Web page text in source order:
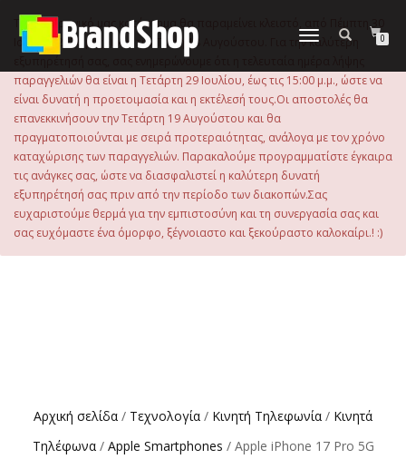
περιεχόμενο
Εναλλαγή
0
Το ηλεκτρονικό μας κατάστημα θα παραμείνει κλειστό, από Πέμπτη 30
Ιουλίου 2026 μέχρι και την Τρίτη 18 Αυγούστου. Για την καλύτερη
εξυπηρέτησή σας, σας ενημερώνουμε ότι η τελευταία ημέρα λήψης
παραγγελιών θα είναι η Τετάρτη 29 Ιουλίου, έως τις 15:00 μ.μ., ώστε να
είναι δυνατή η προετοιμασία και η εκτέλεσή τους.Οι αποστολές θα
επανεκκινήσουν την Τετάρτη 19 Αυγούστου και θα
πραγματοποιούνται με σειρά προτεραιότητας, ανάλογα με τον χρόνο
καταχώρισης των παραγγελιών. Παρακαλούμε προγραμματίστε έγκαιρα
τις ανάγκες σας, ώστε να διασφαλιστεί η καλύτερη δυνατή
εξυπηρέτησή σας πριν από την περίοδο των διακοπών.Σας
ευχαριστούμε θερμά για την εμπιστοσύνη και τη συνεργασία σας και
σας ευχόμαστε ένα όμορφο, ξέγνοιαστο και ξεκούραστο καλοκαίρι.! :)
Αρχική σελίδα / Τεχνολογία / Κινητή Τηλεφωνία / Κινητά
Τηλέφωνα/ Apple Smartphones / Apple iPhone 17 Pro 5G